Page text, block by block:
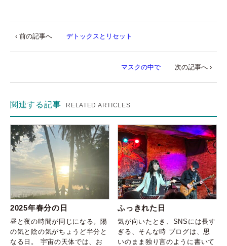
‹ 前の記事へ デトックスとリセット
マスクの中で 次の記事へ ›
関連する記事 RELATED ARTICLES
2025年春分の日
昼と夜の時間が同じになる。陽
の気と陰の気がちょうど半分と
なる日。 宇宙の天体では、お
ふっきれた日
気が向いたとき、SNSには長す
ぎる、そんな時 ブログは、思
いのまま独り言のように書いて